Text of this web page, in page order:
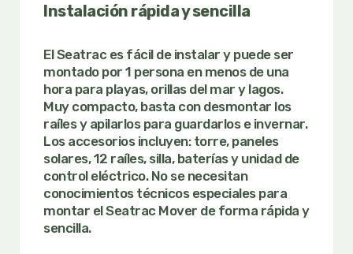
Instalación rápida y sencilla
El Seatrac es fácil de instalar y puede ser
montado por 1 persona en menos de una
hora para playas, orillas del mar y lagos.
Muy compacto, basta con desmontar los
raíles y apilarlos para guardarlos e invernar.
Los accesorios incluyen: torre, paneles
solares, 12 raíles, silla, baterías y unidad de
control eléctrico. No se necesitan
conocimientos técnicos especiales para
montar el Seatrac Mover de forma rápida y
sencilla.